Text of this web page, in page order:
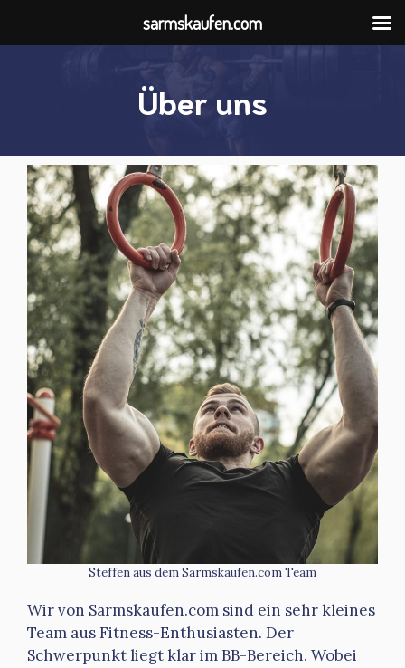
Über uns
Steffen aus dem Sarmskaufen.com Team
Wir von Sarmskaufen.com sind ein sehr kleines
Team aus Fitness-Enthusiasten. Der
Schwerpunkt liegt klar im BB-Bereich. Wobei
sarmskaufen.com